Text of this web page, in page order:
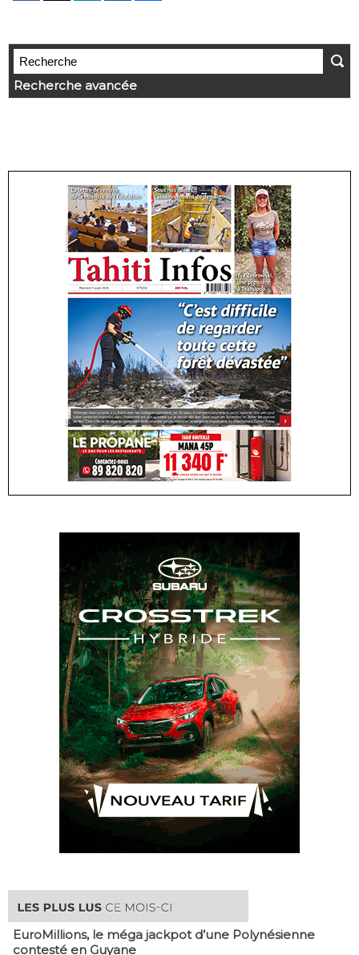
Recherche avancée
EuroMillions, ​le méga jackpot d’une Polynésienne
contesté en Guyane